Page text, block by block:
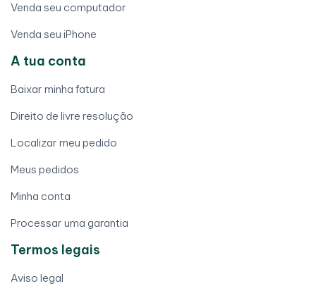
Venda seu computador
Venda seu iPhone
A tua conta
Baixar minha fatura
Direito de livre resolução
Localizar meu pedido
Meus pedidos
Minha conta
Processar uma garantia
Termos legais
Aviso legal